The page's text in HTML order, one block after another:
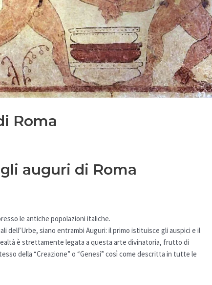
Roma
auguri di Roma
le antiche popolazioni italiche.
dell’Urbe, siano entrambi Auguri: il primo istituisce gli auspici e il
è strettamente legata a questa arte divinatoria, frutto di
della “Creazione” o “Genesi” così come descritta in tutte le